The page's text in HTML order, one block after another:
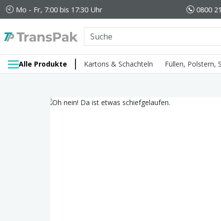
Mo - Fr, 7:00 bis 17:30 Uhr 0800
Alle Produkte Kartons & Schachteln Füllen, Polstern,